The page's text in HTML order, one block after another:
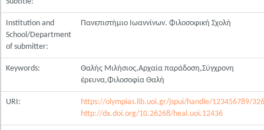
Institution and
School/Department
of submitter:
Πανεπιστήμιο Ιωαννίνων. Φιλοσοφική Σχολή
Keywords:
Θαλής Μιλήσιος,Αρχαία παράδοση,Σύγχρονη
έρευνα,Φιλοσοφία Θαλή
URI:
https://olympias.lib.uoi.gr/jspui/handle/123456789/
http://dx.doi.org/10.26268/heal.uoi.12436